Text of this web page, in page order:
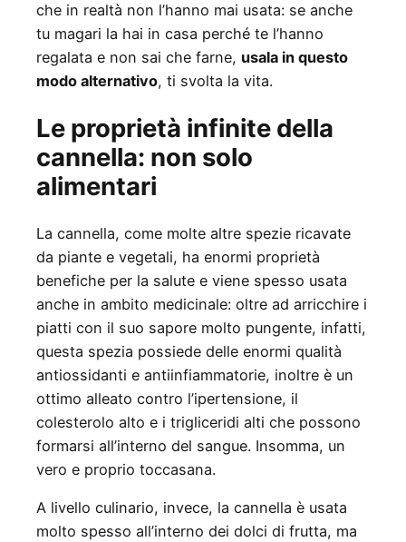
che in realtà non l’hanno mai usata: se anche
tu magari la hai in casa perché te l’hanno
regalata e non sai che farne, usala in questo
modo alternativo, ti svolta la vita.
Le proprietà infinite della
cannella: non solo
alimentari
La cannella, come molte altre spezie ricavate
da piante e vegetali, ha enormi proprietà
benefiche per la salute e viene spesso usata
anche in ambito medicinale: oltre ad arricchire i
piatti con il suo sapore molto pungente, infatti,
questa spezia possiede delle enormi qualità
antiossidanti e antiinfiammatorie, inoltre è un
ottimo alleato contro l’ipertensione, il
colesterolo alto e i trigliceridi alti che possono
formarsi all’interno del sangue. Insomma, un
vero e proprio toccasana.
A livello culinario, invece, la cannella è usata
molto spesso all’interno dei dolci di frutta, ma